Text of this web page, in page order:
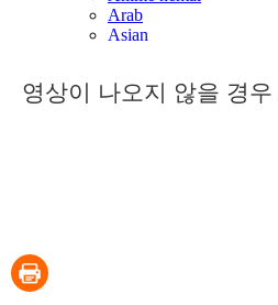
영상이 나오지 않을 경우